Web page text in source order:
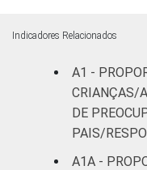
DA CRIANÇA
ADOLESCENTE
Indicadores Relacionados
A1 -
CRIANÇAS/
DE
PAIS/
A1A -